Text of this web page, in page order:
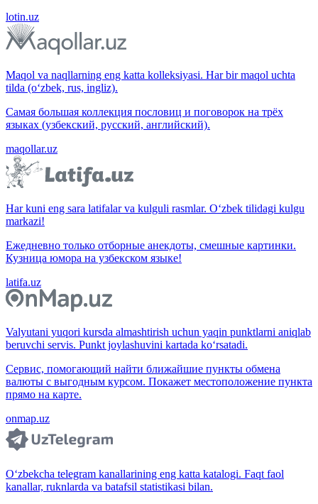
lotin.uz
Maqol va naqllarning eng katta kolleksiyasi. Har bir maqol uchta
tilda (o‘zbek, rus, ingliz).
Самая большая коллекция пословиц и поговорок на трёх
языках (узбекский, русский, английский).
maqollar.uz
Har kuni eng sara latifalar va kulguli rasmlar. O‘zbek tilidagi kulgu
markazi!
Ежедневно только отборные анекдоты, смешные картинки.
Кузница юмора на узбекском языке!
latifa.uz
Valyutani yuqori kursda almashtirish uchun yaqin punktlarni aniqlab
beruvchi servis. Punkt joylashuvini kartada ko‘rsatadi.
Сервис, помогающий найти ближайшие пункты обмена
валюты с выгодным курсом. Покажет местоположение пункта
прямо на карте.
onmap.uz
O‘zbekcha telegram kanallarining eng katta katalogi. Faqt faol
kanallar, ruknlarda va batafsil statistikasi bilan.